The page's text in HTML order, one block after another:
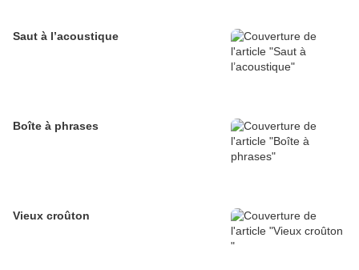
Saut à l’acoustique
Boîte à phrases
Vieux croûton